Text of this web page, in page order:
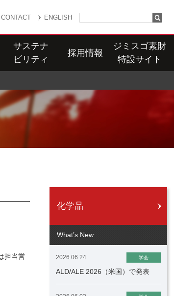
CONTACT ENGLISH
サステナ
ビリティ
採用情報
ジミスゴ素財
特設サイト
担当営
化学品
What’s New
2026.06.24 学会
ALD/ALE 2026（米国）で発表